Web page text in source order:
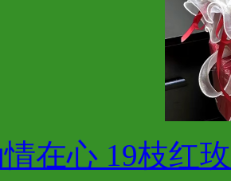
在心 19枝红